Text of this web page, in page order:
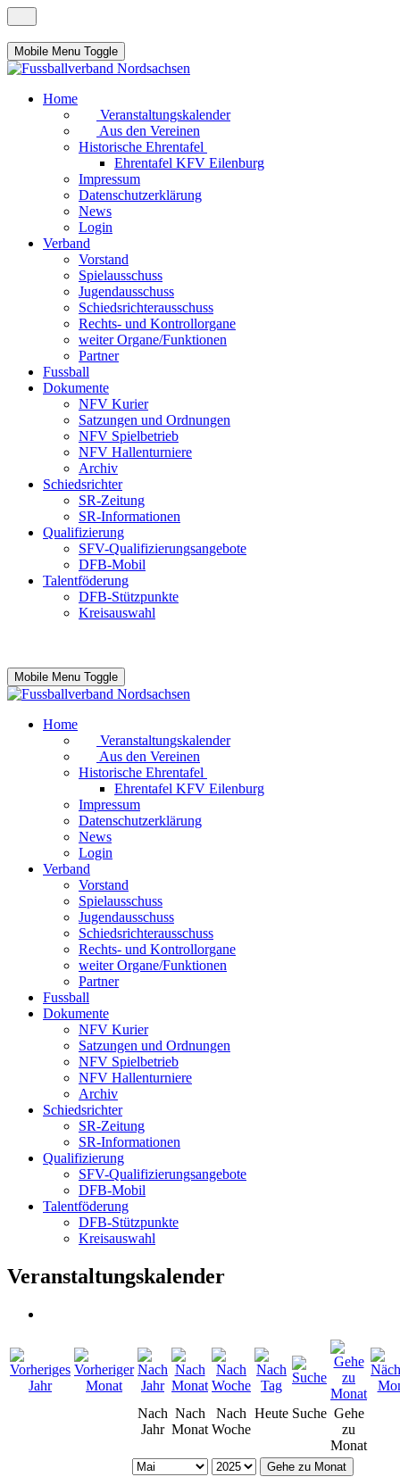
Mobile Menu Toggle
Home
Veranstaltungskalender
Aus den Vereinen
Historische Ehrentafel
Ehrentafel KFV Eilenburg
Impressum
Datenschutzerklärung
News
Login
Verband
Vorstand
Spielausschuss
Jugendausschuss
Schiedsrichterausschuss
Rechts- und Kontrollorgane
weiter Organe/Funktionen
Partner
Fussball
Dokumente
NFV Kurier
Satzungen und Ordnungen
NFV Spielbetrieb
NFV Hallenturniere
Archiv
Schiedsrichter
SR-Zeitung
SR-Informationen
Qualifizierung
SFV-Qualifizierungsangebote
DFB-Mobil
Talentföderung
DFB-Stützpunkte
Kreisauswahl
Mobile Menu Toggle
Home
Veranstaltungskalender
Aus den Vereinen
Historische Ehrentafel
Ehrentafel KFV Eilenburg
Impressum
Datenschutzerklärung
News
Login
Verband
Vorstand
Spielausschuss
Jugendausschuss
Schiedsrichterausschuss
Rechts- und Kontrollorgane
weiter Organe/Funktionen
Partner
Fussball
Dokumente
NFV Kurier
Satzungen und Ordnungen
NFV Spielbetrieb
NFV Hallenturniere
Archiv
Schiedsrichter
SR-Zeitung
SR-Informationen
Qualifizierung
SFV-Qualifizierungsangebote
DFB-Mobil
Talentföderung
DFB-Stützpunkte
Kreisauswahl
Veranstaltungskalender
Nach
Jahr
Nach
Monat
Nach
Woche
Heute Suche Gehe
zu
Monat
Gehe zu Monat